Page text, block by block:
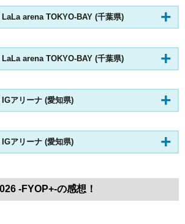
arena TOKYO-BAY (千葉県)
arena TOKYO-BAY (千葉県)
アリーナ (愛知県)
アリーナ (愛知県)
-FYOP+-の感想！